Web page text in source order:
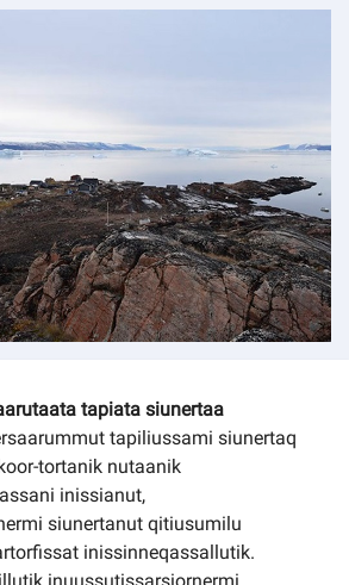
tapiata siunertaa
tapiliussami siunertaq
tortanik nutaanik
inissianut,
siunertanut qitiusumilu
inissinneqassallutik.
inuussutissarsiornermi